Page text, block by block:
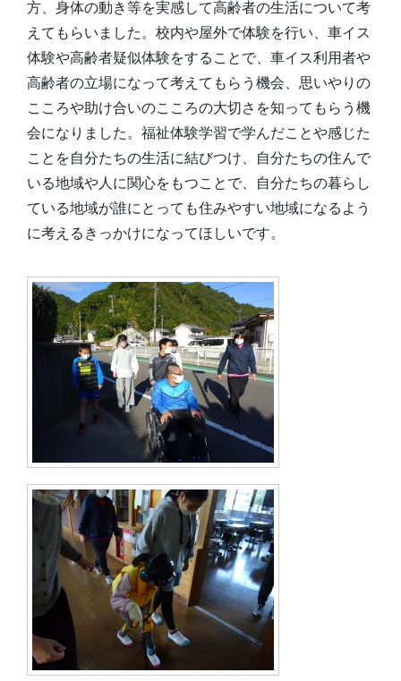
方、身体の動き等を実感して高齢者の生活について考
えてもらいました。校内や屋外で体験を行い、車イス
体験や高齢者疑似体験をすることで、車イス利用者や
高齢者の立場になって考えてもらう機会、思いやりの
こころや助け合いのこころの大切さを知ってもらう機
会になりました。福祉体験学習で学んだことや感じた
ことを自分たちの生活に結びつけ、自分たちの住んで
いる地域や人に関心をもつことで、自分たちの暮らし
ている地域が誰にとっても住みやすい地域になるよう
に考えるきっかけになってほしいです。